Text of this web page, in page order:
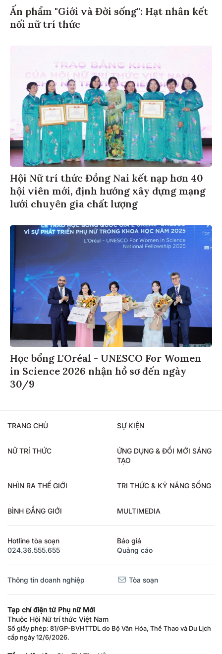
Ấn phẩm "Giới và Đời sống": Hạt nhân kết
nối nữ trí thức
Hội Nữ trí thức Đồng Nai kết nạp hơn 40
hội viên mới, định hướng xây dựng mạng
lưới chuyên gia chất lượng
Học bổng L'Oréal - UNESCO For Women
in Science 2026 nhận hồ sơ đến ngày
30/9
TRANG CHỦ SỰ KIỆN
NỮ TRÍ THỨC
ỨNG DỤNG & ĐỔI MỚI SÁNG
TẠO
NHÌN RA THẾ GIỚI TRI THỨC & KỸ NĂNG SỐNG
BÌNH ĐẲNG GIỚI MULTIMEDIA
Hotline tòa soạn
024.36.555.655
Báo giá
Quảng cáo
Thông tin doanh nghiệp Tòa soạn
Tạp chí điện tử Phụ nữ Mới
Thuộc Hội Nữ trí thức Việt Nam
Số giấy phép: 81/GP-BVHTTDL do Bộ Văn Hóa, Thể Thao và Du Lịch
cấp ngày 12/6/2026.